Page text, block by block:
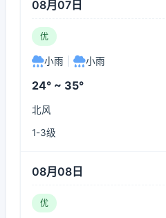
08月07日
优
小雨 小雨
24° ~ 35°
北风
1-3级
08月08日
优